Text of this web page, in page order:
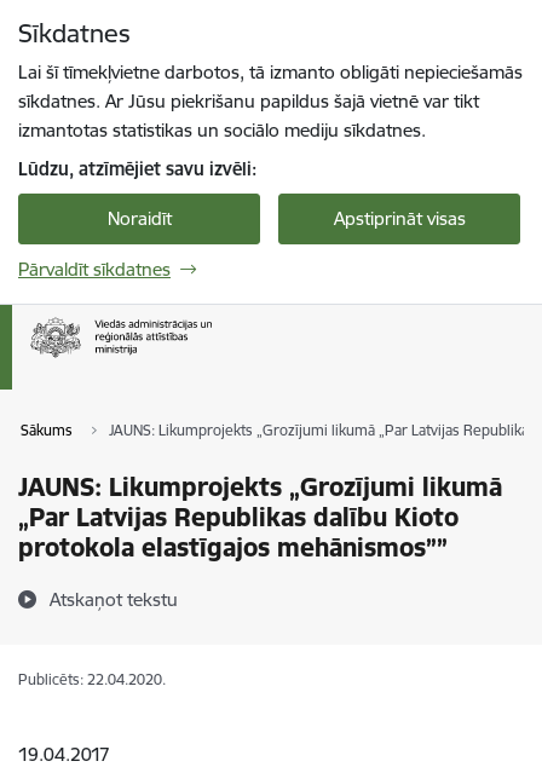
Sīkdatnes
Lai šī tīmekļvietne darbotos, tā izmanto obligāti nepieciešamās
sīkdatnes. Ar Jūsu piekrišanu papildus šajā vietnē var tikt
izmantotas statistikas un sociālo mediju sīkdatnes.
Lūdzu, atzīmējiet savu izvēli:
Noraidīt Apstiprināt visas
Pārvaldīt sīkdatnes
Sākums JAUNS: Likumprojekts „Grozījumi likumā „Par Latvijas
JAUNS: Likumprojekts „Grozījumi likumā
„Par Latvijas Republikas dalību Kioto
protokola elastīgajos mehānismos””
Atskaņot tekstu
Publicēts: 22.04.2020.
19.04.2017